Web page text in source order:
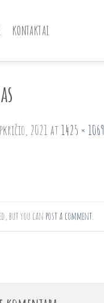
KONTAKTAI
2021 at 1425 × 1069
but you can post a comment